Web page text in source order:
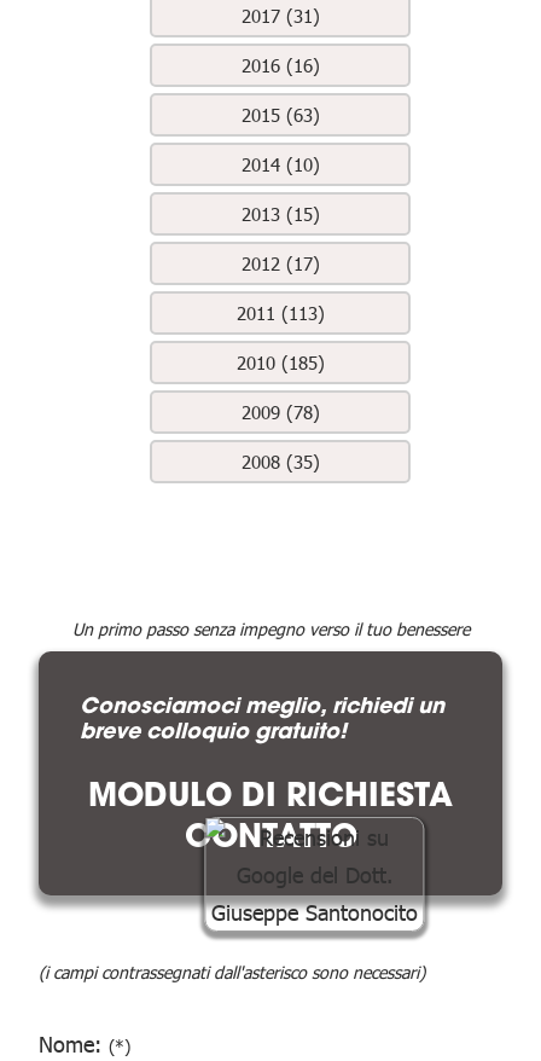
2017 (31)
2016 (16)
2015 (63)
2014 (10)
2013 (15)
2012 (17)
2011 (113)
2010 (185)
2009 (78)
2008 (35)
Un primo passo senza impegno verso il tuo benessere
Conosciamoci meglio, richiedi un
breve colloquio gratuito!
MODULO DI RICHIESTA
CONTATTO
(i campi contrassegnati dall'asterisco sono necessari)
Nome: (*)